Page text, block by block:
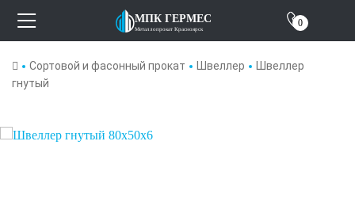
Отзывы
МПК ГЕРМЕС
Металлопрокат Красноярск
0
Сортовой и фасонный прокат Швеллер
Швеллер
гнутый